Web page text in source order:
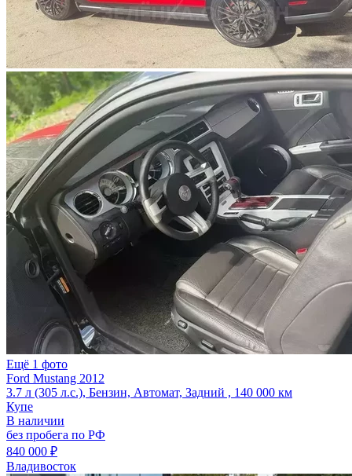
Ещё 1 фото
Ford Mustang 2012
3.7 л (305 л.с.), Бензин, Автомат, Задний , 140 000 км
Купе
В наличии
без пробега по РФ
840 000 ₽
Владивосток